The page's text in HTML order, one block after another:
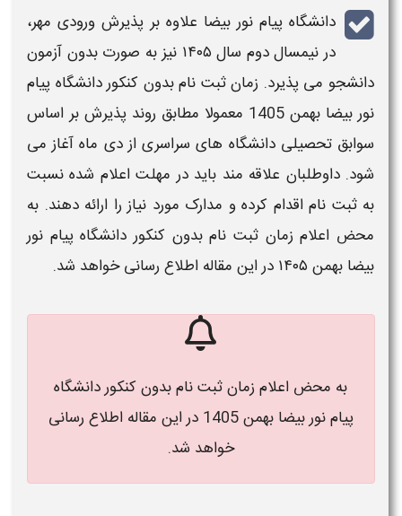
دانشگاه پیام نور بیضا علاوه بر پذیرش ورودی مهر،
در نیمسال دوم سال ۱۴۰۵ نیز به صورتبدون آزمون
دانشجو می‌ پذیرد. زمان ثبت نام بدون کنکور دانشگاه پیام
نور بیضا بهمن 1405
معمولا مطابق روند پذیرش بر اساس
سوابق تحصیلیدانشگاه‌ هایسراسری از دی ماه آغاز می‌
شود. داوطلبان علاقه‌ مند باید در مهلت اعلام شده نسبت
بهثبت‌ نام اقدام کرده و مدارک مورد نیاز را ارائه دهند. به
محض اعلام زمان ثبت نام بدون کنکور دانشگاه پیام نور
بیضا بهمن ۱۴۰۵
در این مقاله اطلاع رسانی خواهد شد.
به محض اعلام زمان ثبت نام بدون کنکور دانشگاه
پیام نور بیضا بهمن 1405 در این مقاله اطلاع رسانی
خواهد شد.